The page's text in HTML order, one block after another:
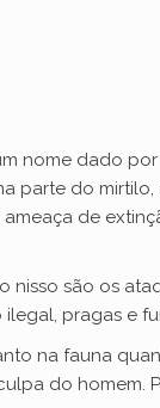
nome dado por
parte do mirtilo,
ameaça de
nisso são os
pragas e
na fauna
do homem.